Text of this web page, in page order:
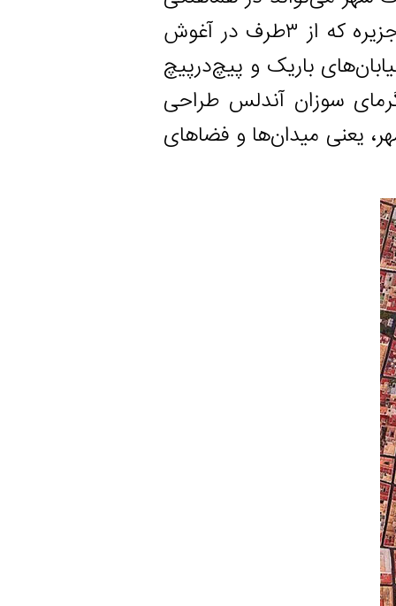
کامل با محدودیت‌های جغرافیایی خود رشد کند. این شبه‌جزیره که از ۳طرف در آغوش
باریک و پیچ‌درپیچ
آندلس طراحی
میدان‌ها و فضاهای